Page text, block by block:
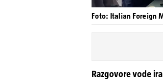
Foto: Italian Foreign
Razgovore vode